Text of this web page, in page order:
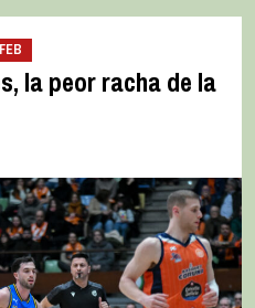
la peor racha de la